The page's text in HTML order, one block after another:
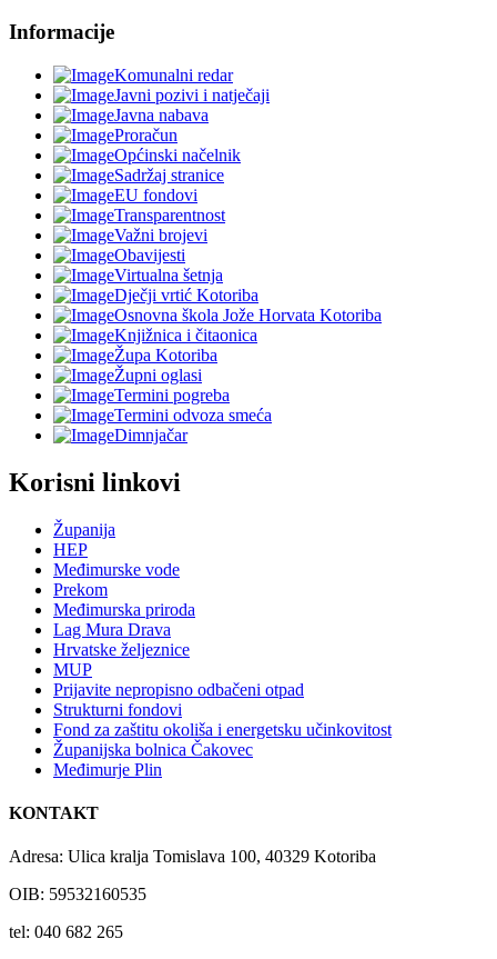
Informacije
Komunalni redar
Javni pozivi i natječaji
Javna nabava
Proračun
Općinski načelnik
Sadržaj stranice
EU fondovi
Transparentnost
Važni brojevi
Obavijesti
Virtualna šetnja
Dječji vrtić Kotoriba
Osnovna škola Jože Horvata Kotoriba
Knjižnica i čitaonica
Župa Kotoriba
Župni oglasi
Termini pogreba
Termini odvoza smeća
Dimnjačar
Korisni linkovi
Županija
HEP
Međimurske vode
Prekom
Međimurska priroda
Lag Mura Drava
Hrvatske željeznice
MUP
Prijavite nepropisno odbačeni otpad
Strukturni fondovi
Fond za zaštitu okoliša i energetsku učinkovitost
Županijska bolnica Čakovec
Međimurje Plin
KONTAKT
Adresa: Ulica kralja Tomislava 100, 40329 Kotoriba
OIB: 59532160535
tel: 040 682 265